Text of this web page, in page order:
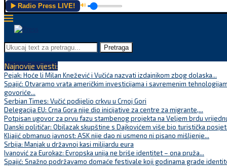
▶️ Radio Press LIVE! 🔊
Pretraga
Najnovije vijesti:
Pejak: Hoće li Milan Knežević i Vučića nazvati izdajnikom zbog dolaska...
Spajić: Otvaramo vrata američkim investicijama i savremenim
govoriće...
Serbian Times: Vučić podijelio crkvu u Crnoj Gori
Delegacija EU: Crna Gora nije dio inicijative za centre za migrante,...
Potpisan ugovor za prvu fazu stambenog projekta na Veljem brdu
Danski političar: Obilazak skupštine s Dajkovićem više bio turistička
Kljajić obmanuo javnost: ASK nije dao ni usmeno ni pisano mišljenje...
Srbija: Manjak u državnoj kasi milijardu eura
Ivanović za Eurokaz: Evropska unija ne briše identitet – ona pruža...
Spajić: Snažno podržavamo domaće festivale koji godinama grade